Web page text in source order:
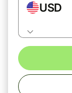
USD